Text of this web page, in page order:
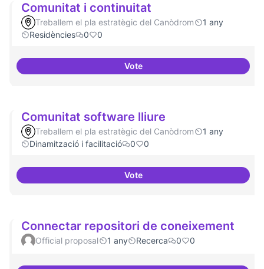
Comunitat i continuitat
Treballem el pla estratègic del Canòdrom
1 any
Residències
0 0
VoteComunitat i continuitat
Comunitat software lliure
Treballem el pla estratègic del Canòdrom
1 any
Dinamització i facilitació
0 0
VoteComunitat software lliure
Connectar repositori de coneixement
Official proposal 1 any Recerca 0 0